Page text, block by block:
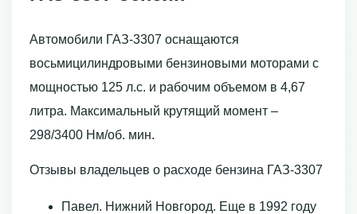
Автомобили ГАЗ-3307 оснащаются
восьмицилиндровыми бензиновыми моторами с
мощностью 125 л.с. и рабочим объемом в 4,67
литра. Максимальный крутящий момент –
298/3400 Нм/об. мин.
Отзывы владельцев о расходе бензина ГАЗ-3307
Павел. Нижний Новгород. Еще в 1992 году